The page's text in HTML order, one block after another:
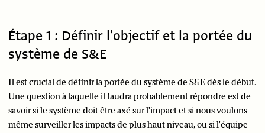
Étape 1 : Définir l'objectif et la portée du
système de S&E
Il est crucial de définir la portée du système de S&E dès le début.
Une question à laquelle il faudra probablement répondre est de
savoir si le système doit être axé sur l'impact et si nous voulons
même surveiller les impacts de plus haut niveau, ou si l'équipe